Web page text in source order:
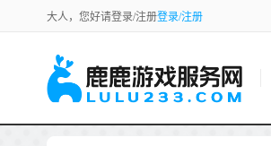
大人，您好请登录/注册登录/注册